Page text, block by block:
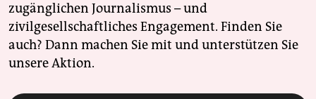
zugänglichen Journalismus – und
zivilgesellschaftliches Engagement. Finden Sie
auch? Dann machen Sie mit und unterstützen Sie
unsere Aktion.